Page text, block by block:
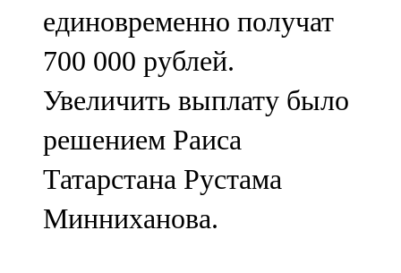
единовременно получат
700 000 рублей.
Увеличить выплату было
решением Раиса
Татарстана Рустама
Минниханова.